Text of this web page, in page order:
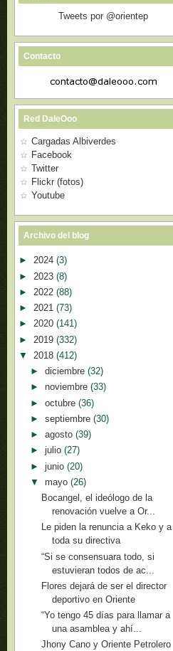
Tweets por @orientep
Contacto
Red DaleOoo
Cargadas Albiverdes
Facebook
Twitter
Flickr (fotos)
Youtube
Archivo del blog
► 2024 (3)
► 2023 (8)
► 2022 (88)
► 2021 (73)
► 2020 (141)
► 2019 (332)
▼ 2018 (412)
► diciembre (32)
► noviembre (33)
► octubre (36)
► septiembre (30)
► agosto (39)
► julio (27)
► junio (20)
▼ mayo (26)
Bocangel, el ideólogo de la
renovación vuelve a Or...
Le piden la renuncia a Keko y a
toda su directiva
“Si se consensuara todo, si
estuvieran todos de ac...
Flores dejará de ser el director
deportivo en Oriente
“Yo tengo 45 días para llamar a
una asamblea y ahí...
Jhony Cano y Oriente Petrolero